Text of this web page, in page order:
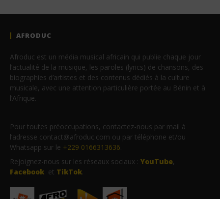
AFRODUC
Afroduc est un média musical africain qui publie chaque jour
l’actualité de la musique, les paroles (lyrics) de chansons, des
biographies d’artistes et des contenus dédiés à la culture
musicale, avec une attention particulière portée au Bénin et à
l’Afrique.
Pour toutes préoccupations, contactez-nous par mail à
l’adresse contact@afroduc.com ou par téléphone et/ou
Whatsapp sur le +229 0166313636.
Rejoignez-nous sur les réseaux sociaux : YouTube,
Facebook et TikTok.